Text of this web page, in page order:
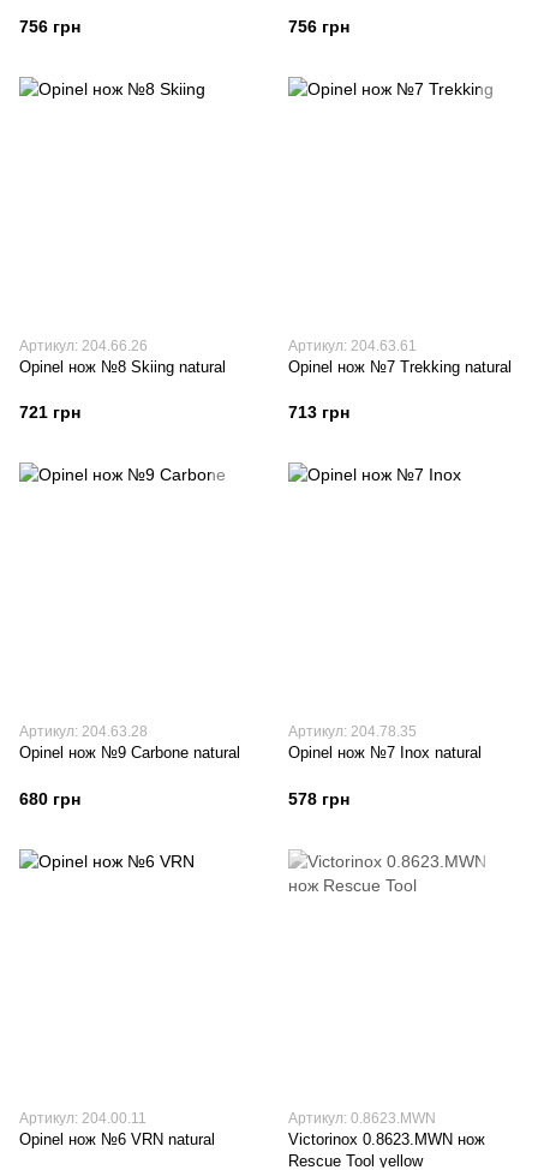
756 грн 756 грн
Артикул: 204.66.26
Opinel нож №8 Skiing natural
721 грн
Артикул: 204.63.61
Opinel нож №7 Trekking natural
713 грн
Артикул: 204.63.28
Opinel нож №9 Carbone natural
680 грн
Артикул: 204.78.35
Opinel нож №7 Inox natural
578 грн
Артикул: 204.00.11
Opinel нож №6 VRN natural
Артикул: 0.8623.MWN
Victorinox 0.8623.MWN нож
Rescue Tool yellow